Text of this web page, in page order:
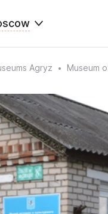
Agryz Museum